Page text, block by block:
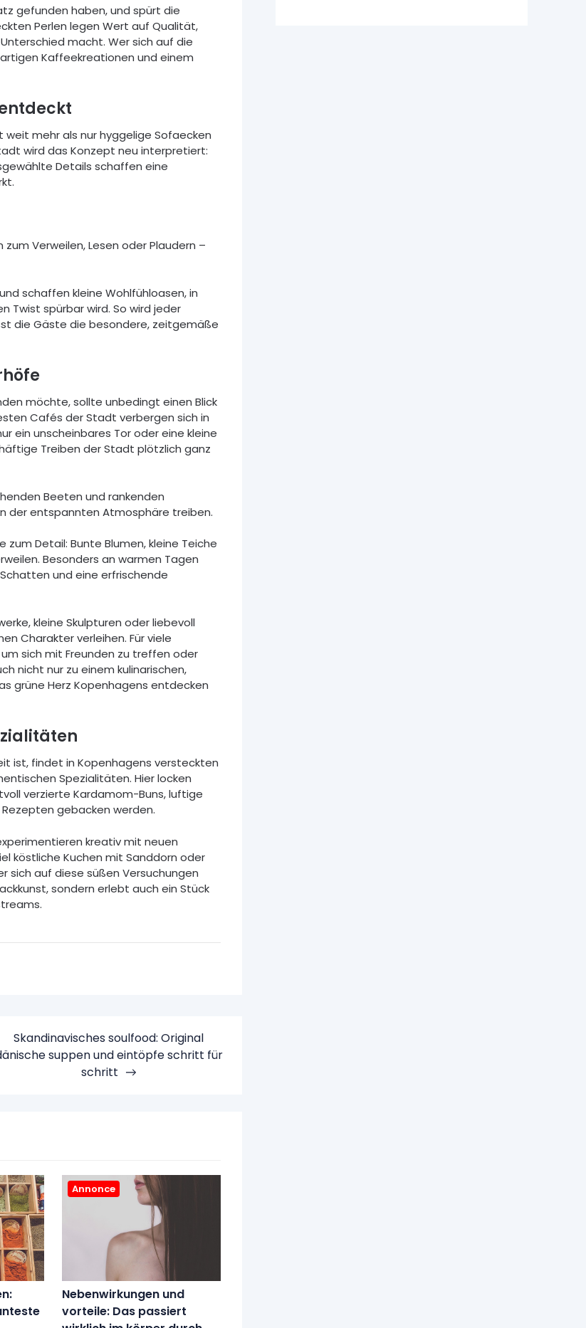
gefunden haben, und spürt die
Perlen legen Wert auf Qualität,
macht. Wer sich auf die
Kaffeekreationen und einem
mehr als nur hyggelige Sofaecken
wird das Konzept neu interpretiert:
Details schaffen eine
Verweilen, Lesen oder Plaudern –
schaffen kleine Wohlfühloasen, in
Twist spürbar wird. So wird jeder
die Gäste die besondere, zeitgemäße
möchte, sollte unbedingt einen Blick
Cafés der Stadt verbergen sich in
ein unscheinbares Tor oder eine kleine
Treiben der Stadt plötzlich ganz
Beeten und rankenden
der entspannten Atmosphäre treiben.
Detail: Bunte Blumen, kleine Teiche
Besonders an warmen Tagen
und eine erfrischende
kleine Skulpturen oder liebevoll
Charakter verleihen. Für viele
sich mit Freunden zu treffen oder
nicht nur zu einem kulinarischen,
grüne Herz Kopenhagens entdecken
ist, findet in Kopenhagens versteckten
Spezialitäten. Hier locken
verzierte Kardamom-Buns, luftige
gebacken werden.
kreativ mit neuen
köstliche Kuchen mit Sanddorn oder
sich auf diese süßen Versuchungen
sondern erlebt auch ein Stück
Skandinavisches soulfood: Original
suppen und eintöpfe schritt für
schritt
Annonce
Nebenwirkungen und
vorteile: Das passiert